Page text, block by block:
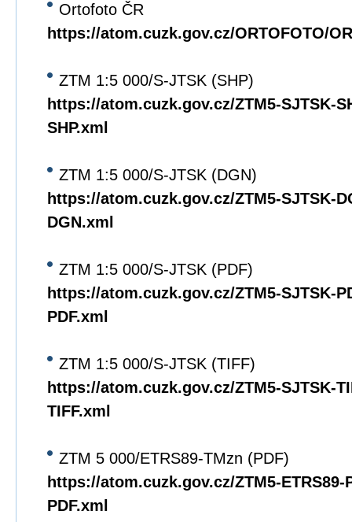
Ortofoto ČR
https://atom.cuzk.gov.cz/ORTOFOTO/
ZTM 1:5 000/S-JTSK (SHP)
https://atom.cuzk.gov.cz/ZTM5-SJTSK-
SHP.xml
ZTM 1:5 000/S-JTSK (DGN)
https://atom.cuzk.gov.cz/ZTM5-SJTSK-
DGN.xml
ZTM 1:5 000/S-JTSK (PDF)
https://atom.cuzk.gov.cz/ZTM5-SJTSK-
PDF.xml
ZTM 1:5 000/S-JTSK (TIFF)
https://atom.cuzk.gov.cz/ZTM5-SJTSK-
TIFF.xml
ZTM 5 000/ETRS89-TMzn (PDF)
https://atom.cuzk.gov.cz/ZTM5-ETRS89-
PDF.xml